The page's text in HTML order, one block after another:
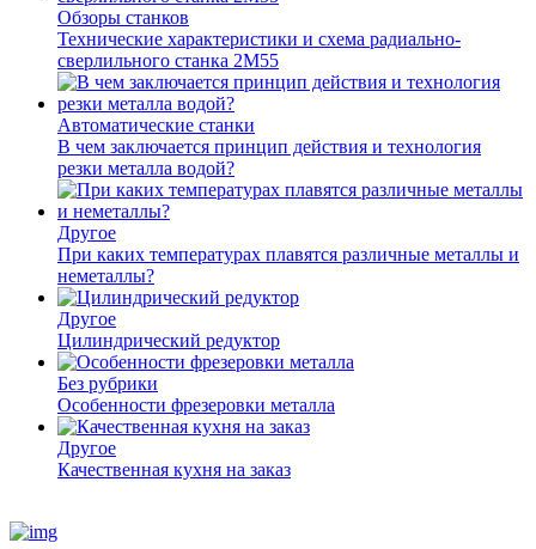
Обзоры станков
Технические характеристики и схема радиально-
сверлильного станка 2М55
Автоматические станки
В чем заключается принцип действия и технология
резки металла водой?
Другое
При каких температурах плавятся различные металлы и
неметаллы?
Другое
Цилиндрический редуктор
Без рубрики
Особенности фрезеровки металла
Другое
Качественная кухня на заказ